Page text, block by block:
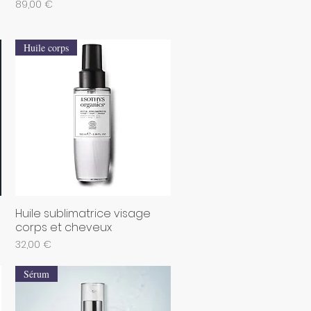
Prix
89,00 €
Aperçu rapide
Huile corps
Huile sublimatrice visage
corps et cheveux
Prix
32,00 €
Sérum